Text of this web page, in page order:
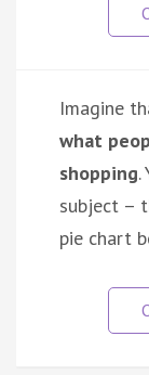
Imagine
what
shopping.
subject –
pie chart